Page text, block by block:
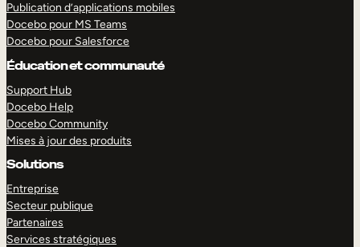
Publication d’applications mobiles
Docebo pour MS Teams
Docebo pour Salesforce
Éducation et communauté
Support Hub
Docebo Help
Docebo Community
Mises à jour des produits
Solutions
Entreprise
Secteur publique
Partenaires
Services stratégiques